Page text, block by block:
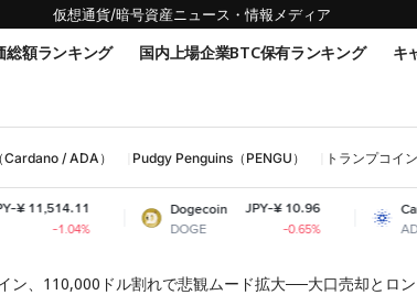
仮想通貨/暗号資産ニュース・情報メディア
総額ランキング 国内上場企業BTC保有ランキング キ
/ ADA） Pudgy Penguins（PENGU） トランプコイ
Dogecoin
DOGE
JPY-¥ 10.96
-0.65%
Cardano
ADA
JPY-
ン、110,000ドル割れで悲観ムード拡大──大口売却とロ